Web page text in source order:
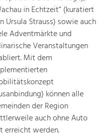
in Echtzeit“ (kuratiert
Ursula Strauss) sowie auch
Adventmärkte und
Veranstaltungen
Mit dem
können alle
der Region
auch ohne Auto
erreicht werden.